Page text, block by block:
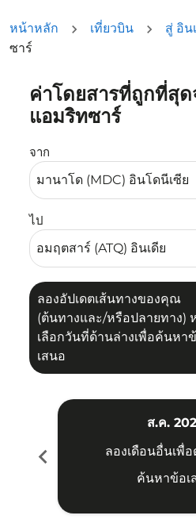
หน้าหลัก เที่ยวบิน สู่ อิน
ซาร์
ค่าโดยสารที่ถูกที่สุด
แอมริทซาร์
จาก
ไป
ลองอัปเดตเส้นทางของคุณ
(ต้นทางและ/หรือปลายทาง)
เลือกวันที่ด้านล่างเพื่อค้นหา
เสนอ
ลองอัปเดตเส้นทางของคุณ (
chevron_left
ส.ค.
ลองเดือนอื่นเพื่
ค้นหาข้อเ